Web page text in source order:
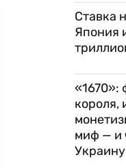
Ставка
Япония
«1670»:
короля,
миф — и
Украину